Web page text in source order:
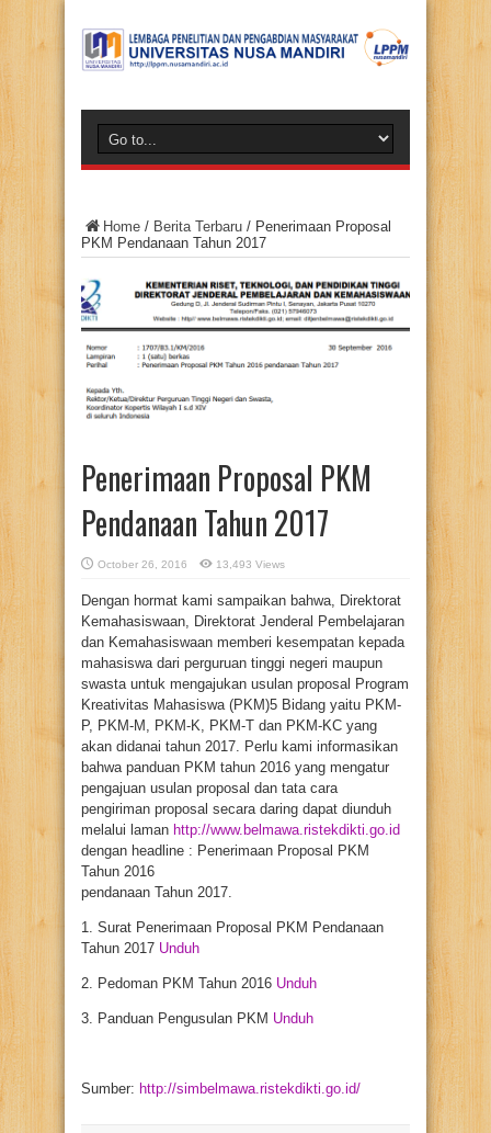
Home / Berita Terbaru / Penerimaan Proposal
PKM Pendanaan Tahun 2017
Penerimaan Proposal PKM
Pendanaan Tahun 2017
October 26, 2016 13,493 Views
Dengan hormat kami sampaikan bahwa, Direktorat
Kemahasiswaan, Direktorat Jenderal Pembelajaran
dan Kemahasiswaan memberi kesempatan kepada
mahasiswa dari perguruan tinggi negeri maupun
swasta untuk mengajukan usulan proposal Program
Kreativitas Mahasiswa (PKM)5 Bidang yaitu PKM-
P, PKM-M, PKM-K, PKM-T dan PKM-KC yang
akan didanai tahun 2017. Perlu kami informasikan
bahwa panduan PKM tahun 2016 yang mengatur
pengajuan usulan proposal dan tata cara
pengiriman proposal secara daring dapat diunduh
melalui laman http://www.belmawa.ristekdikti.go.id
dengan headline : Penerimaan Proposal PKM
Tahun 2016
pendanaan Tahun 2017.
1. Surat Penerimaan Proposal PKM Pendanaan
Tahun 2017 Unduh
2. Pedoman PKM Tahun 2016 Unduh
3. Panduan Pengusulan PKM Unduh
Sumber: http://simbelmawa.ristekdikti.go.id/